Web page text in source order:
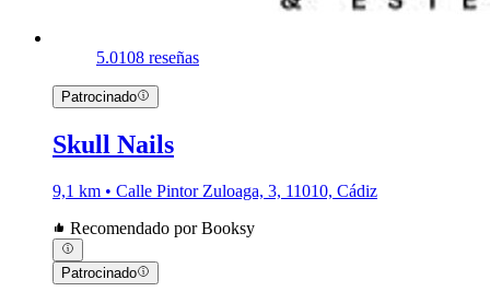
5.0108 reseñas
Patrocinado
Skull Nails
9,1 km • Calle Pintor Zuloaga, 3, 11010, Cádiz
Recomendado por Booksy
Patrocinado